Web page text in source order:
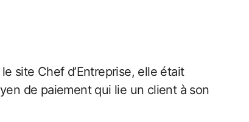
site Chef d’Entreprise, elle était
de paiement qui lie un client à son